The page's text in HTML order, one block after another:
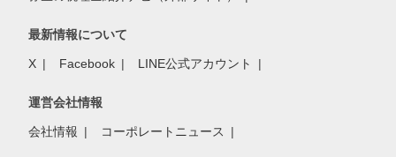
最新情報について
X Facebook LINE公式アカウント
運営会社情報
会社情報 コーポレートニュース